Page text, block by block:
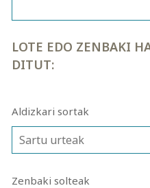
LOTE EDO ZENBAKI
DITUT:
Aldizkari sortak
Zenbaki solteak